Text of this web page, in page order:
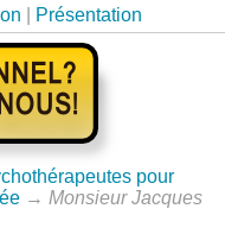
Présentation
pour
→ Monsieur Jacques